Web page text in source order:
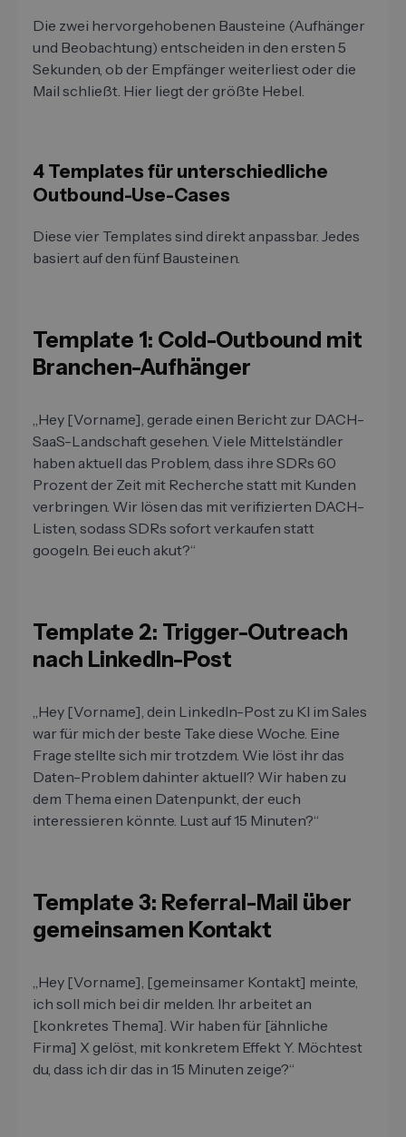
Die zwei hervorgehobenen Bausteine (Aufhänger
und Beobachtung) entscheiden in den ersten 5
Sekunden, ob der Empfänger weiterliest oder die
Mail schließt. Hier liegt der größte Hebel.
4 Templates für unterschiedliche
Outbound-Use-Cases
Diese vier Templates sind direkt anpassbar. Jedes
basiert auf den fünf Bausteinen.
Template 1: Cold-Outbound mit
Branchen-Aufhänger
„Hey [Vorname], gerade einen Bericht zur DACH-
SaaS-Landschaft gesehen. Viele Mittelständler
haben aktuell das Problem, dass ihre SDRs 60
Prozent der Zeit mit Recherche statt mit Kunden
verbringen. Wir lösen das mit verifizierten DACH-
Listen, sodass SDRs sofort verkaufen statt
googeln. Bei euch akut?“
Template 2: Trigger-Outreach
nach LinkedIn-Post
„Hey [Vorname], dein LinkedIn-Post zu KI im Sales
war für mich der beste Take diese Woche. Eine
Frage stellte sich mir trotzdem. Wie löst ihr das
Daten-Problem dahinter aktuell? Wir haben zu
dem Thema einen Datenpunkt, der euch
interessieren könnte. Lust auf 15 Minuten?“
Template 3: Referral-Mail über
gemeinsamen Kontakt
„Hey [Vorname], [gemeinsamer Kontakt] meinte,
ich soll mich bei dir melden. Ihr arbeitet an
[konkretes Thema]. Wir haben für [ähnliche
Firma] X gelöst, mit konkretem Effekt Y. Möchtest
du, dass ich dir das in 15 Minuten zeige?“